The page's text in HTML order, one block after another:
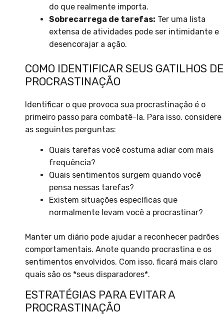
do que realmente importa.
Sobrecarrega de tarefas: Ter uma lista
extensa de atividades pode ser intimidante e
desencorajar a ação.
COMO IDENTIFICAR SEUS GATILHOS DE
PROCRASTINAÇÃO
Identificar o que provoca sua procrastinação é o
primeiro passo para combatê-la. Para isso, considere
as seguintes perguntas:
Quais tarefas você costuma adiar com mais
frequência?
Quais sentimentos surgem quando você
pensa nessas tarefas?
Existem situações específicas que
normalmente levam você a procrastinar?
Manter um diário pode ajudar a reconhecer padrões
comportamentais. Anote quando procrastina e os
sentimentos envolvidos. Com isso, ficará mais claro
quais são os *seus disparadores*.
ESTRATÉGIAS PARA EVITAR A
PROCRASTINAÇÃO